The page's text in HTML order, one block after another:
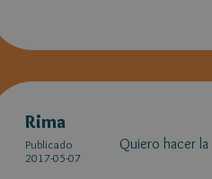
Rima
Publicado
2017-05-07
Quiero hacer